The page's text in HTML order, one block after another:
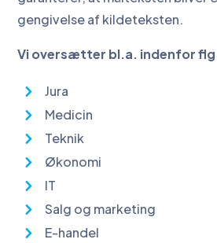
gengivelse af kildeteksten.
Vi oversætter bl.a. indenfor
Jura
Medicin
Teknik
Økonomi
IT
Salg og marketing
E-handel